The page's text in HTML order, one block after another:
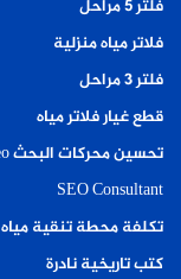
فلتر ٥ مراحل
فلاتر مياه منزلية
فلتر ٣ مراحل
قطع غيار فلاتر مياه
تحسين محركات البحث seo
SEO Consultant
تكلفة محطة تنقية مياه
كتب تاريخية نادرة